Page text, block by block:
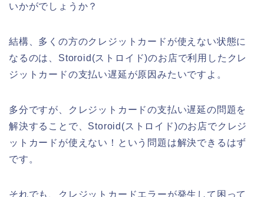
いかがでしょうか？
結構、多くの方のクレジットカードが使えない状態に
なるのは、Storoid(ストロイド)のお店で利用したクレ
ジットカードの支払い遅延が原因みたいですよ。
多分ですが、クレジットカードの支払い遅延の問題を
解決することで、Storoid(ストロイド)のお店でクレジ
ットカードが使えない！という問題は解決できるはず
です。
それでも、クレジットカードエラーが発生して困って